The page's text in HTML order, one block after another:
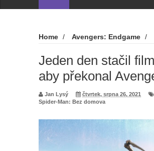
Home / Avengers: Endgame /
Endgame
Jeden den stačil
aby překonal
Jan Lysý čtvrtek, srpna 26, 2021
Spider-Man: Bez domova